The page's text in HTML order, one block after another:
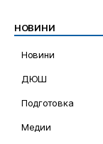
НОВИНИ
Новини
ДЮШ
Подготовка
Медии